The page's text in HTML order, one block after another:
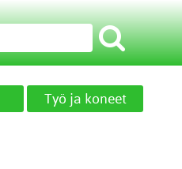
Työ ja koneet